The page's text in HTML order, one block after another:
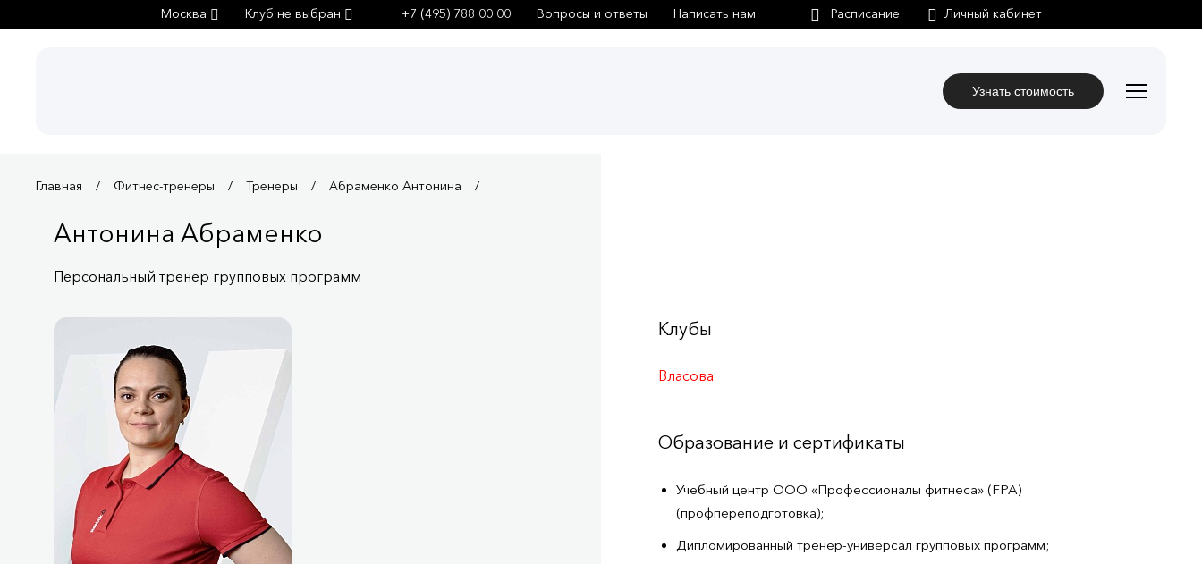
Москва Клуб не выбран +7 (495) 788 00 00 Вопросы и ответы Написать нам Личный кабинет
Узнать стоимость
Главная Фитнес-тренеры Тренеры Абраменко Антонина
Антонина Абраменко
Персональный тренер групповых программ
Клубы
Власова
Образование и сертификаты
Учебный центр ООО «Профессионалы фитнеса» (FPA)
(профпереподготовка);
Дипломированный тренер-универсал групповых программ;